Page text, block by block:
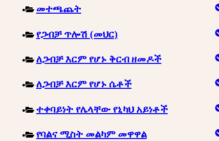
መተጫጨት
የጋብቻ ጥሎሽ (መህር)
ለጋብቻ እርም የሆኑ ቅርብ ዘመዶች
ለጋብቻ እርም የሆኑ ሴቶች
ተቀባይነት የሌላቸው የኒካህ አይነቶች
የባልና ሚስት መልካም መዋዋል